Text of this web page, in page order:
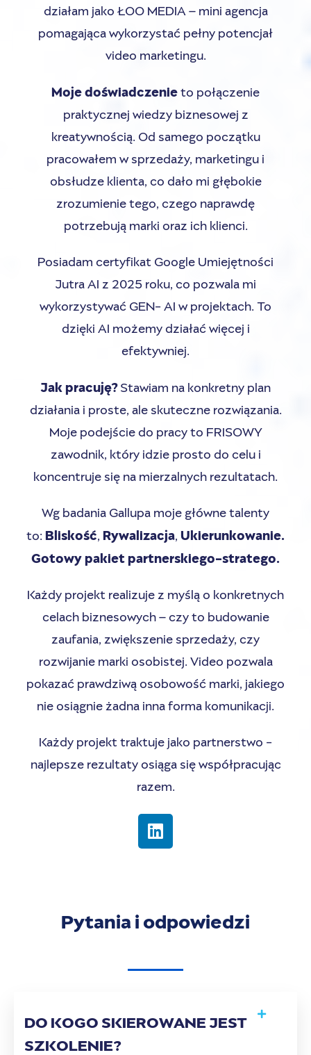
działam jako ŁOO MEDIA – mini agencja
pomagająca wykorzystać pełny potencjał
video marketingu.
Moje doświadczenieto połączenie
praktycznej wiedzy biznesowej z
kreatywnością. Od samego początku
pracowałem w sprzedaży, marketingu i
obsłudze klienta, co dało mi głębokie
zrozumienie tego, czego naprawdę
potrzebują marki oraz ich klienci.
Posiadam certyfikat Google Umiejętności
Jutra AI z 2025 roku, co pozwala mi
wykorzystywać GEN- AI w projektach. To
dzięki AI możemy działać więcej i
efektywniej.
Jak pracuję?Stawiam na konkretny plan
działania i proste, ale skuteczne rozwiązania.
Moje podejście do pracy to FRISOWY
zawodnik, który idzie prosto do celu i
koncentruje się na mierzalnych rezultatach.
Wg badania Gallupa moje główne talenty
to: Bliskość, Rywalizacja, Ukierunkowanie.
Gotowy pakiet partnerskiego-stratego.
Każdy projekt realizuje z myślą o konkretnych
celach biznesowych – czy to budowanie
zaufania, zwiększenie sprzedaży, czy
rozwijanie marki osobistej. Video pozwala
pokazać prawdziwą osobowość marki, jakiego
nie osiągnie żadna inna forma komunikacji.
Każdy projekt traktuje jako partnerstwo -
najlepsze rezultaty osiąga się współpracując
razem.
Pytania i odpowiedzi
DO KOGO SKIEROWANE JEST
SZKOLENIE?